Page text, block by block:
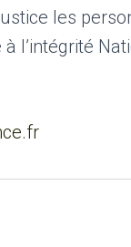
les
l’intégrité